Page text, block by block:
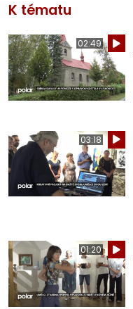
K tématu
02:49
03:18
01:20